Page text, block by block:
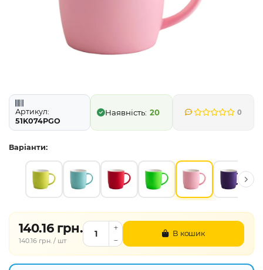
Артикул:
51K074PGO
20 0
Варіанти:
140.16 грн.
140.16 грн. / шт
В кошик